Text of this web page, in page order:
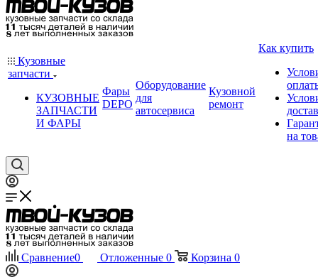
Кузовные
запчасти
КУЗОВНЫЕ
ЗАПЧАСТИ
И ФАРЫ
Фары
DEPO
Оборудование
для
автосервиса
Кузовной
ремонт
Как купить
на
Сравнение0 Отложенные 0 Корзина 0